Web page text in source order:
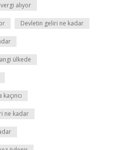
alıyor
Devletin geliri ne kadar
ülkede
ne kadar